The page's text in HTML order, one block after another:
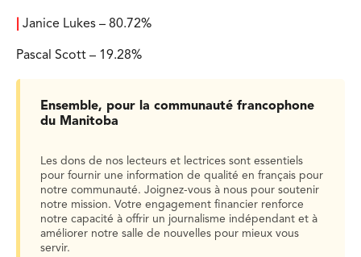
Janice Lukes – 80.72%
Pascal Scott – 19.28%
Ensemble, pour la communauté francophone
du Manitoba
Les dons de nos lecteurs et lectrices sont essentiels
pour fournir une information de qualité en français pour
notre communauté. Joignez-vous à nous pour soutenir
notre mission. Votre engagement financier renforce
notre capacité à offrir un journalisme indépendant et à
améliorer notre salle de nouvelles pour mieux vous
servir.